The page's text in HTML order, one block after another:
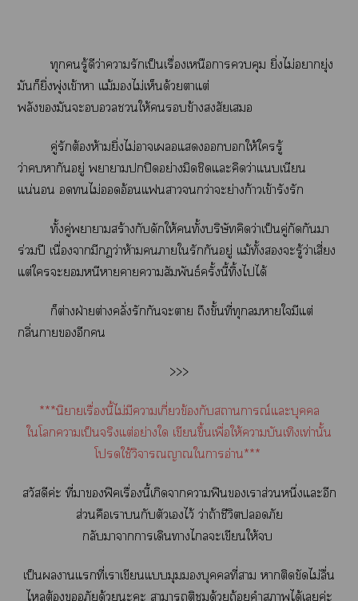
ทุกรู้ดีว่าารักเป็นเรื่องเหนือาคุม ยิ่งไม่ายุ่ง
มันก็ยิ่งพุ่งเข้าา แม้ไม่เห็นด้วยาแต่
พลังมันะให้ข้างสงสัยเ
คู่รักต้องห้ามยิ่งไม่าเแให้ใรู้
ว่าหากัยู่ าาปิดอย่างมิดชิดแะคิดว่าแเนียน
แน่นอน ไม่ออดอ้อนแากว่าะย่างก้าวเข้ารังรัก
ทั้งคู่าาสร้างกับดักให้ทั้งบริษัทคิดว่าเป็นคู่กัดกันมา
ร่วมปี เนื่องจากมีว่าห้ามาใรักกันอยู่ แม้ทั้งะรู้ว่าเสี่ยง
แต่ใะหนีาาาสัมพันธ์ครั้งนี้ทิ้งไได้
ก็ต่างฝ่ายต่างคลั่งรักกันะา ถึงขั้นที่ทุกาใมีแต่
กลิ่นาอีก
>>>
***นิยายเรื่องนี้ไม่มีาเกี่ยวข้องกับสถานการณ์แะบุคคล
ใโาเป็นจริงแต่อย่างใ เขียนขึ้นเพื่อให้าบันเทิงเท่านั้น
โใช้วิจารณญาณใาอ่าน***
สวัสดีค่ะ ที่าฟิคเรื่องนี้เกิดาาฟิเาส่วนหนึ่งแะอีก
ส่วนคือเากับตัวเไว้ ว่าถ้าชีวิตภัย
กลับาาาเดินาไะเขียนให้
เป็นานแที่เาเขียนแมุมบุคคลที่า าติดขัดไม่ลื่น
ไต้องอภัยด้วยะะ าาติด้วยถ้อยคำสุภาพได้เค่ะ